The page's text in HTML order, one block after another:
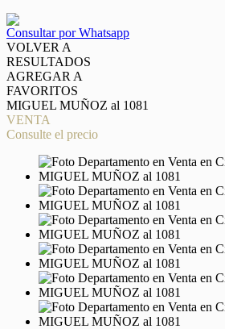
Consultar por Whatsapp
VOLVER A
RESULTADOS
AGREGAR A
FAVORITOS
MIGUEL MUÑOZ al 1081
VENTA
Consulte el precio